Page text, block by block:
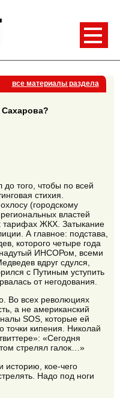
все материалы раздела
Сахарова?
того, чтобы по всей
стихия.
(городскому
властей
тарифах ЖКХ. Затыкание
А главное: подстава,
которого четыре года
надутый ИНСОРом, всеми
вдруг сдулся,
с Путиным уступить
от негодования.
Во всех революциях
а не американский
SOS, которые ей
точки кипения. Николай
«Сегодня
стрелял галок…»
кое-чего
Надо под ноги